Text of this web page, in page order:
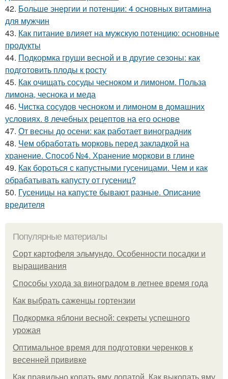
42. Больше энергии и потенции: 4 основных витамина
для мужчин
43. Как питание влияет на мужскую потенцию: основные
продукты
44. Подкормка груши весной и в другие сезоны: как
подготовить плоды к росту
45. Как очищать сосуды чесноком и лимоном. Польза
лимона, чеснока и меда
46. Чистка сосудов чесноком и лимоном в домашних
условиях. 8 лечебных рецептов на его основе
47. От весны до осени: как работает виноградник
48. Чем обработать морковь перед закладкой на
хранение. Способ №4. Хранение моркови в глине
49. Как бороться с капустными гусеницами. Чем и как
обрабатывать капусту от гусениц?
50. Гусеницы на капусте бывают разные. Описание
вредителя
Популярные материалы
Сорт картофеля эльмундо. Особенности посадки и
выращивания
Способы ухода за виноградом в летнее время года
Как выбрать саженцы гортензии
Подкормка яблони весной: секреты успешного
урожая
Оптимальное время для подготовки черенков к
весенней прививке